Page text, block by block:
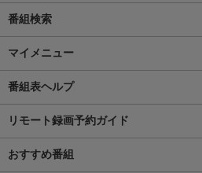
番組検索
マイメニュー
番組表ヘルプ
リモート録画予約ガイド
おすすめ番組